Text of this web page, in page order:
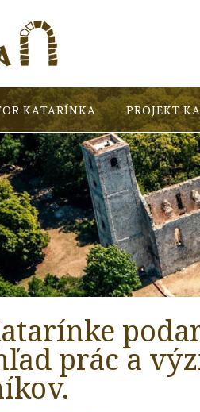
KATARÍNKA PROJEKT
prác a